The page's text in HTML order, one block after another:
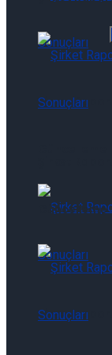
Şirket
Şirket
Güncelleme